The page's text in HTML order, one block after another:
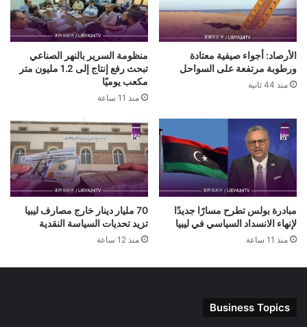
الأرصاد: أجواء صيفية معتادة
ورطوبة مرتفعة على السواحل
منذ 44 ثانية
منظومة السرير بالنهر الصناعي
تبحث رفع إنتاج إلى 1.2 مليون متر
مكعب يوميًا
منذ 11 ساعة
مبادرة بولس تطرح مسارًا جديدًا
لإنهاء الانسداد السياسي في ليبيا
منذ 11 ساعة
70 مليار دينار خارج مصارف ليبيا
تزيد تحديات السياسة النقدية
منذ 12 ساعة
Business Topics